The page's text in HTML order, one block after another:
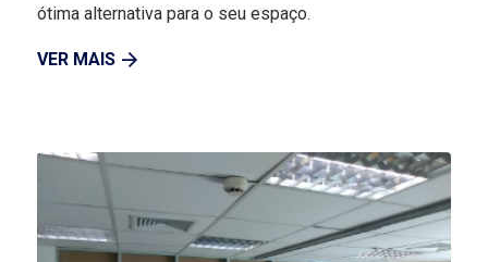
ótima alternativa para o seu espaço.
VER MAIS